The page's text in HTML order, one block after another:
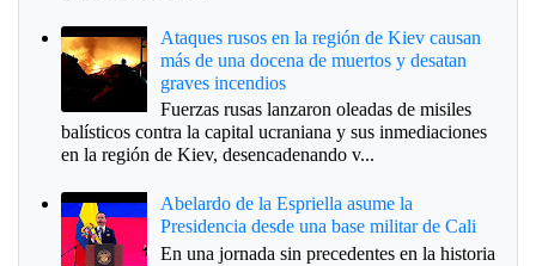
Ataques rusos en la región de Kiev causan
más de una docena de muertos y desatan
graves incendios
Fuerzas rusas lanzaron oleadas de misiles
balísticos contra la capital ucraniana y sus inmediaciones
en la región de Kiev, desencadenando v...
Abelardo de la Espriella asume la
Presidencia desde una base militar de Cali
En una jornada sin precedentes en la historia